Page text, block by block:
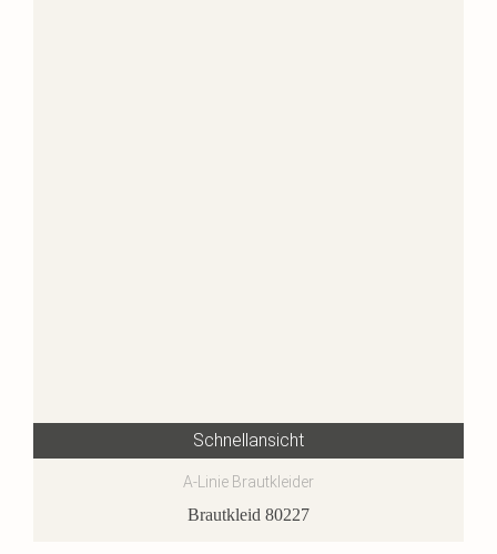
Schnellansicht
A-Linie Brautkleider
Brautkleid 80227